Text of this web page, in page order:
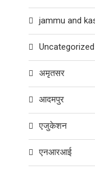
jammu and
Uncategorized
अमृतसर
आदमपुर
एजुकेशन
एनआरआई